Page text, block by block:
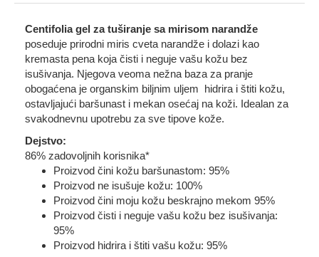
Centifolia gel za tuširanje sa mirisom narandže
poseduje prirodni miris cveta narandže i dolazi kao
kremasta pena koja čisti i neguje vašu kožu bez
isušivanja. Njegova veoma nežna baza za pranje
obogaćena je organskim biljnim uljem hidrira i štiti kožu,
ostavljajući baršunast i mekan osećaj na koži. Idealan za
svakodnevnu upotrebu za sve tipove kože.
Dejstvo:
86% zadovoljnih korisnika*
Proizvod čini kožu baršunastom: 95%
Proizvod ne isušuje kožu: 100%
Proizvod čini moju kožu beskrajno mekom 95%
Proizvod čisti i neguje vašu kožu bez isušivanja:
95%
Proizvod hidrira i štiti vašu kožu: 95%